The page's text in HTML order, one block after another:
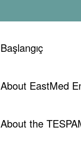
Başlangıç
About EastMed
About the